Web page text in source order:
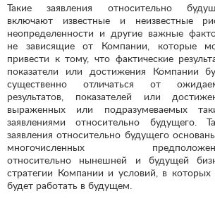
Такие заявления относительно
включают известные и неизвестные
неопределенности и другие важные
не зависящие от Компании, которые
привести к тому, что фактические
показатели или достижения Компании
существенно отличаться от
результатов, показателей или
выраженных или подразумеваемых
заявлениями относительно будущего.
заявления относительно будущего
многочисленных
относительно нынешней и будущей
стратегии Компании и условий, в которых
будет работать в будущем.